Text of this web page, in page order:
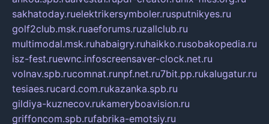
sakhatoday.ruelektrikersymboler.rusputnikyes.ru
golf2club.msk.ruaeforums.ruzallclub.ru
multimodal.msk.ruhabaigry.ruhaikko.rusobakopedia.ru
isz-fest.ruewnc.infoscreensaver-clock.net.ru
volnav.spb.rucomnat.runpf.net.ru7bit.pp.rukalugatur.ru
tesiaes.rucard.com.rukazanka.spb.ru
gildiya-kuznecov.rukameryboavision.ru
griffoncom.spb.rufabrika-emotsiy.ru